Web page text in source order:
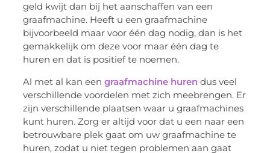
geld kwijt dan bij het aanschaffen van een
graafmachine. Heeft u een graafmachine
bijvoorbeeld maar voor één dag nodig, dan is het
gemakkelijk om deze voor maar één dag te
huren en dat is positief te noemen.
Al met al kan eengraafmachine huren dus veel
verschillende voordelen met zich meebrengen. Er
zijn verschillende plaatsen waar u graafmachines
kunt huren. Zorg er altijd voor dat u een naar een
betrouwbare plek gaat om uw graafmachine te
huren, zodat u niet tegen problemen aan gaat